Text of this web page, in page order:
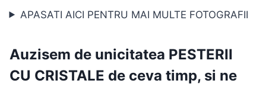
APASATI AICI PENTRU MAI MULTE FOTOGRAFII
Auzisem de unicitatea PESTERII
CU CRISTALE de ceva timp, si ne